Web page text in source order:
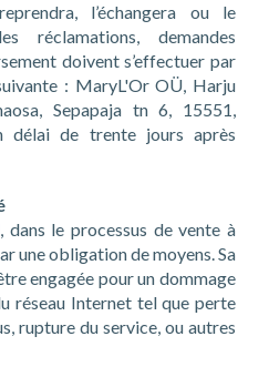
l’échangera ou le
réclamations, demandes
doivent s’effectuer par
: MaryL'Or OÜ, Harju
Sepapaja tn 6, 15551,
délai de trente jours après
le processus de vente à
une obligation de moyens. Sa
engagée pour un dommage
réseau Internet tel que perte
rupture du service, ou autres